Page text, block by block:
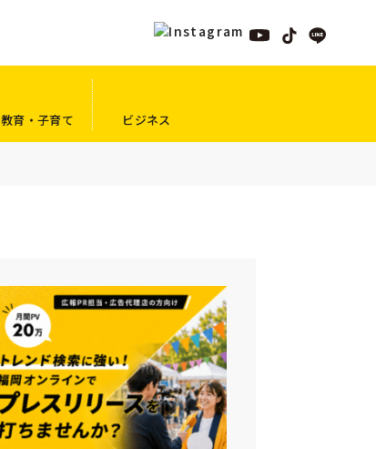
教育・子育て ビジネス